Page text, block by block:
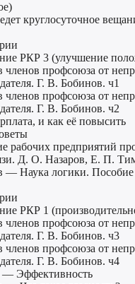
круглосуточное
РКР 3 (улучшение
членов профсоюза от
Г. В. Бобинов. ч1
членов профсоюза от
Г. В. Бобинов. ч2
и как её повысить
рабочих предприятий
Д. О. Назаров, Е. П.
Наука логики.
РКР 1
членов профсоюза от
Г. В. Бобинов. ч3
членов профсоюза от
Г. В. Бобинов. ч4
Эффективность